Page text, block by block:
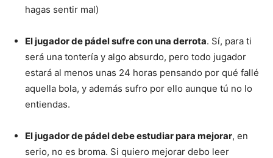
hagas sentir mal)
El jugador de pádel sufre con una derrota. Sí, para ti
será una tontería y algo absurdo, pero todo jugador
estará al menos unas 24 horas pensando por qué fallé
aquella bola, y además sufro por ello aunque tú no lo
entiendas.
El jugador de pádel debe estudiar para mejorar, en
serio, no es broma. Si quiero mejorar debo leer